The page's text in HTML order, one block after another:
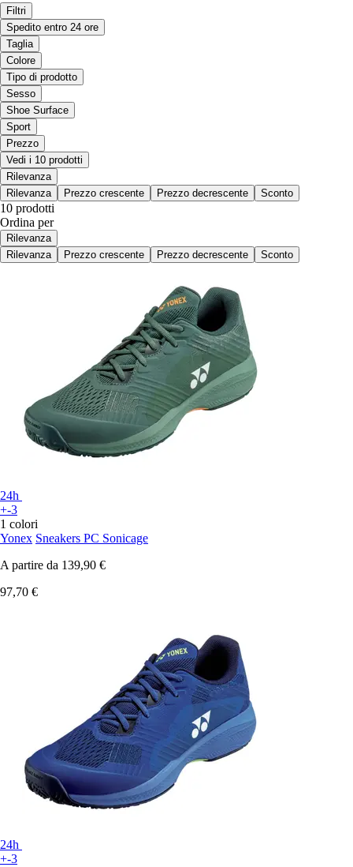
Filtri
Spedito entro 24 ore
Taglia
Colore
Tipo di prodotto
Sesso
Shoe Surface
Sport
Prezzo
Vedi i 10 prodotti
Rilevanza
Rilevanza
Prezzo crescente Prezzo decrescente Sconto
10 prodotti
Ordina per
Rilevanza
Rilevanza
Prezzo crescente Prezzo decrescente Sconto
24h
+-3
1 colori
Yonex Sneakers PC Sonicage
A partire da 139,90 €
97,70 €
24h
+-3